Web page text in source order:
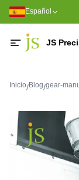
Español
JS
Inicio/Blog/gear-